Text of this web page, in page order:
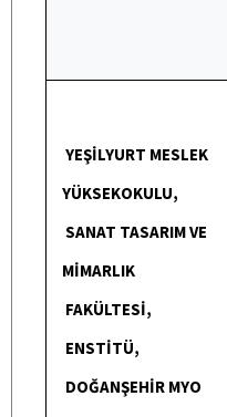
YEŞİLYURT MESLEK
YÜKSEKOKULU,
SANAT TASARIM VE
MİMARLIK
FAKÜLTESİ,
ENSTİTÜ,
DOĞANŞEHİR MYO